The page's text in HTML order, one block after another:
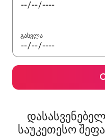
გასვლა
საუკეთესო